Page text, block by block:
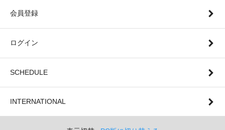
会員登録
ログイン
SCHEDULE
INTERNATIONAL